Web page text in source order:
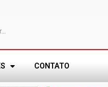
CONTATO